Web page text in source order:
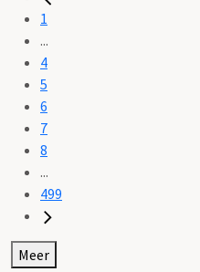
1
...
4
5
6
7
8
...
499
Meer